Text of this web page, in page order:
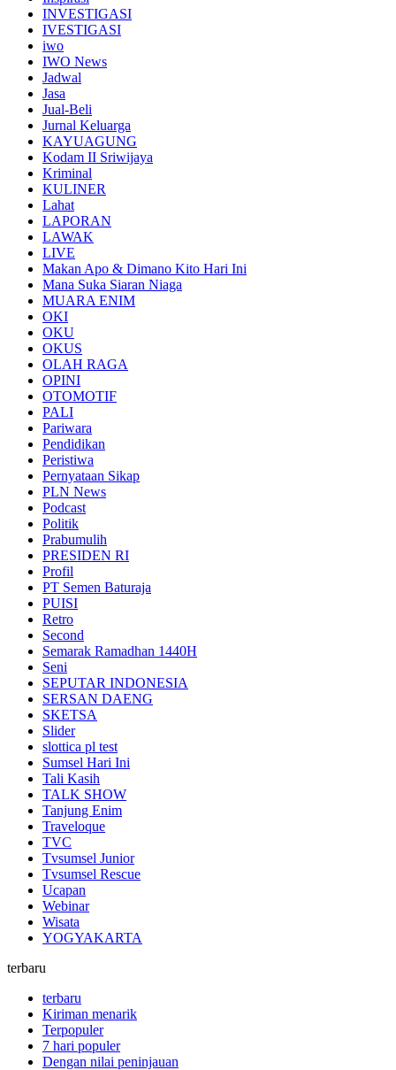
INVESTIGASI
IVESTIGASI
iwo
IWO News
Jadwal
Jasa
Jual-Beli
Jurnal Keluarga
KAYUAGUNG
Kodam II Sriwijaya
Kriminal
KULINER
Lahat
LAPORAN
LAWAK
LIVE
Makan Apo & Dimano Kito Hari Ini
Mana Suka Siaran Niaga
MUARA ENIM
OKI
OKU
OKUS
OLAH RAGA
OPINI
OTOMOTIF
PALI
Pariwara
Pendidikan
Peristiwa
Pernyataan Sikap
PLN News
Podcast
Politik
Prabumulih
PRESIDEN RI
Profil
PT Semen Baturaja
PUISI
Retro
Second
Semarak Ramadhan 1440H
Seni
SEPUTAR INDONESIA
SERSAN DAENG
SKETSA
Slider
slottica pl test
Sumsel Hari Ini
Tali Kasih
TALK SHOW
Tanjung Enim
Traveloque
TVC
Tvsumsel Junior
Tvsumsel Rescue
Ucapan
Webinar
Wisata
YOGYAKARTA
terbaru
terbaru
Kiriman menarik
Terpopuler
7 hari populer
Dengan nilai peninjauan